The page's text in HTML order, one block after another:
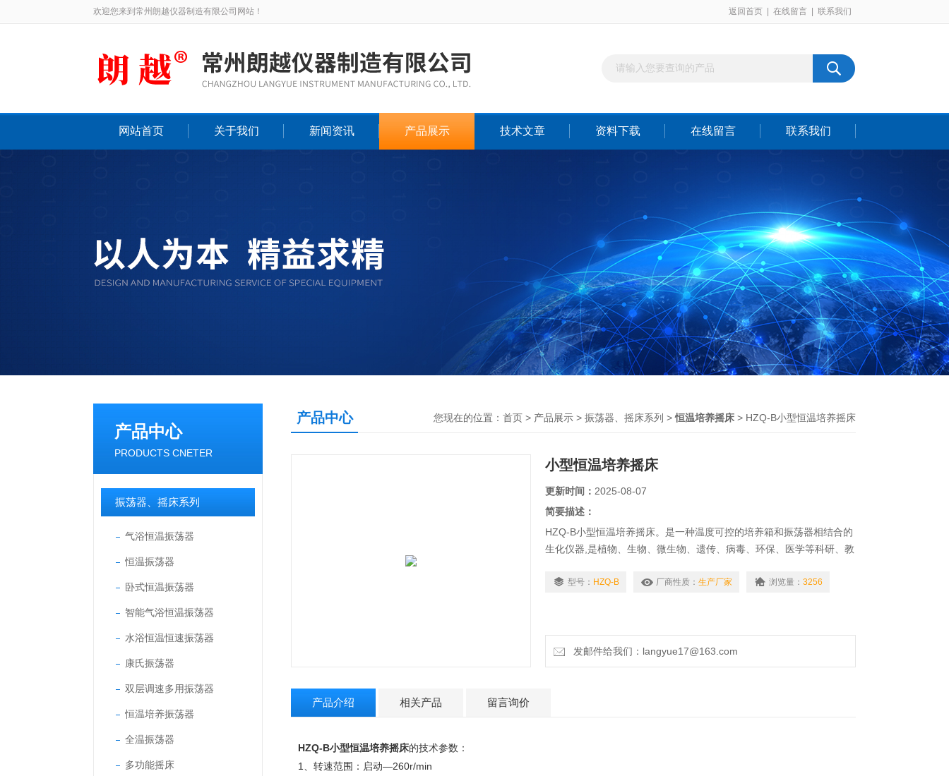
欢迎您来到常州朗越仪器制造有限公司网站！ 返回首页 在线留言 联系我们
网站首页 关于我们 新闻资讯 产品展示 技术文章 资料下载 在线留言 联系我们
产品中心
PRODUCTS CNETER
振荡器、摇床系列
气浴恒温振荡器
恒温振荡器
卧式恒温振荡器
智能气浴恒温振荡器
水浴恒温恒速振荡器
康氏振荡器
双层调速多用振荡器
恒温培养振荡器
全温振荡器
多功能摇床
产品中心 您现在的位置： 首页 > 产品展示 > 振荡器、摇床系列 >恒温培养摇床 > HZQ-B小型恒温培养摇床
小型恒温培养摇床
更新时间： 2025-08-07
简要描述：
HZQ-B小型恒温培养摇床。是一种温度可控的培养箱和振荡器相结合的
生化仪器,是植物、生物、微生物、遗传、病毒、环保、医学等科研、教
型号： HZQ-B 厂商性质： 生产厂家 浏览量： 3256
发邮件给我们：langyue17@163.com
产品介绍 相关产品 留言询价
HZQ-B小型恒温培养摇床的技术参数：
1、转速范围：启动—260r/min